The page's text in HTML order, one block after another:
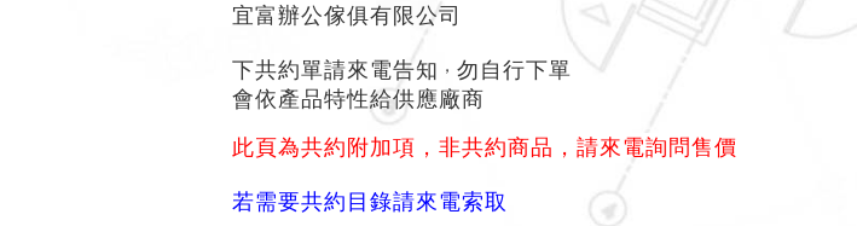
宜富辦公傢俱有限公司
下共約單請來電告知 ， 勿自行下單
會依產品特性給供應廠商
此頁為共約附加項，非共約商品，請來電詢問售價
若需要共約目錄請來電索取